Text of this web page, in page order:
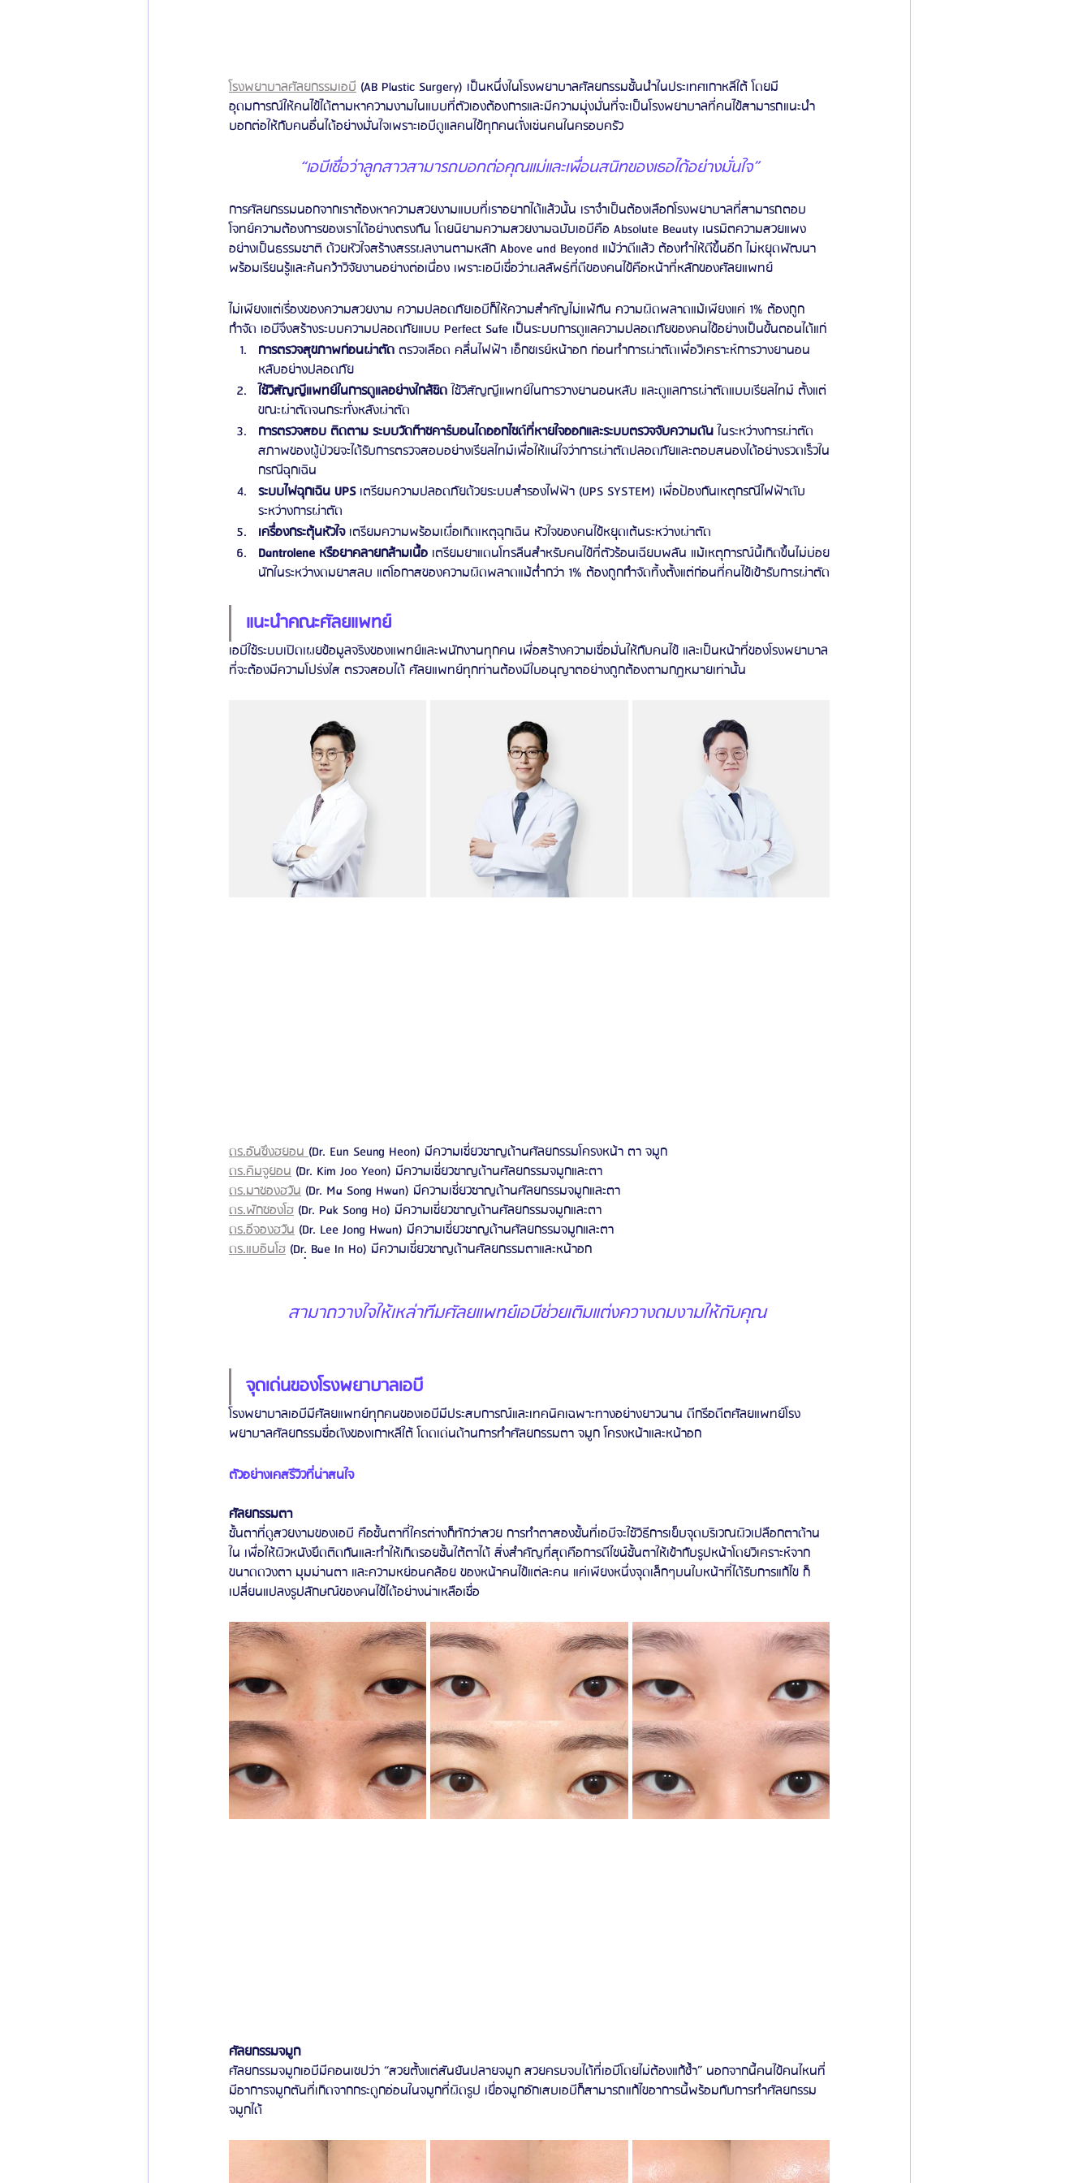
โรงพยาบาลศัลยกรรมเอบี (AB Plastic Surgery) เป็นหนึ่งในโรงพยาบาลศัลยกรรมชั้นนำในประเทศเกาหลีใต้ โดยมี
อุดมการณ์ให้คนไข้ได้ตามหาความงามในแบบที่ตัวเองต้องการและมีความมุ่งมั่นที่จะเป็นโรงพยาบาลที่คนไข้สามารถแนะนำ
บอกต่อให้กับคนอื่นได้อย่างมั่นใจเพราะเอบีดูแลคนไข้ทุกคนดั่งเช่นคนในครอบครัว
“เอบีเชื่อว่าลูกสาวสามารถบอกต่อคุณแม่และเพื่อนสนิทของเธอได้อย่างมั่นใจ”
การศัลยกรรมนอกจากเราต้องหาความสวยงามแบบที่เราอยากได้แล้วนั้น เราจำเป็นต้องเลือกโรงพยาบาลที่สามารถตอบ
โจทย์ความต้องการของเราได้อย่างตรงกัน โดยนิยามความสวยงามฉบับเอบีคือ Absolute Beauty เนรมิตความสวยแพง
อย่างเป็นธรรมชาติ ด้วยหัวใจสร้างสรรผลงานตามหลัก Above and Beyond แม้ว่าดีแล้ว ต้องทำให้ดีขึ้นอีก ไม่หยุดพัฒนา
พร้อมเรียนรู้และค้นคว้าวิจัยงานอย่างต่อเนื่อง เพราะเอบีเชื่อว่าผลลัพธ์ที่ดีของคนไข้คือหน้าที่หลักของศัลยแพทย์
ไม่เพียงแต่เรื่องของความสวยงาม ความปลอดภัยเอบีก็ให้ความสำคัญไม่แพ้กัน ความผิดพลาดแม้เพียงแค่ 1% ต้องถูก
กำจัด เอบีจึงสร้างระบบความปลอดภัยแบบ Perfect Safe เป็นระบบการดูแลความปลอดภัยของคนไข้อย่างเป็นขั้นตอนได้แก่
การตรวจสุขภาพก่อนผ่าตัด ตรวจเลือด คลื่นไฟฟ้า เอ็กซเรย์หน้าอก ก่อนทำการผ่าตัดเพื่อวิเคราะห์การวางยานอน
หลับอย่างปลอดภัย
ใช้วิสัญญีแพทย์ในการดูแลอย่างใกล้ชิด ใช้วิสัญญีแพทย์ในการวางยานอนหลับ และดูแลการผ่าตัดแบบเรียลไทม์ ตั้งแต่
ขณะผ่าตัดจนกระทั่งหลังผ่าตัด
การตรวจสอบ ติดตาม ระบบวัดก๊าซคาร์บอนไดออกไซด์ที่หายใจออกและระบบตรวจจับความดัน ในระหว่างการผ่าตัด
สภาพของผู้ป่วยจะได้รับการตรวจสอบอย่างเรียลไทม์เพื่อให้แน่ใจว่าการผ่าตัดปลอดภัยและตอบสนองได้อย่างรวดเร็วใน
กรณีฉุกเฉิน
ระบบไฟฉุกเฉิน UPS เตรียมความปลอดภัยด้วยระบบสำรองไฟฟ้า (UPS SYSTEM) เพื่อป้องกันเหตุกรณีไฟฟ้าดับ
ระหว่างการผ่าตัด
เครื่องกระตุ้นหัวใจ เตรียมความพร้อมเผื่อเกิดเหตุฉุกเฉิน หัวใจของคนไข้หยุดเต้นระหว่างผ่าตัด
Dantrolene หรือยาคลายกล้ามเนื้อ เตรียมยาแดนโทรลีนสำหรับคนไข้ที่ตัวร้อนเฉียบพลัน แม้เหตุการณ์นี้เกิดขึ้นไม่บ่อย
นักในระหว่างดมยาสลบ แต่โอกาสของความผิดพลาดแม้ต่ำกว่า 1% ต้องถูกกำจัดทิ้งตั้งแต่ก่อนที่คนไข้เข้ารับการผ่าตัด
แนะนำคณะศัลยแพทย์
เอบีใช้ระบบเปิดเผยข้อมูลจริงของแพทย์และพนักงานทุกคน เพื่อสร้างความเชื่อมั่นให้กับคนไข้ และเป็นหน้าที่ของโรงพยาบาล
ที่จะต้องมีความโปร่งใส ตรวจสอบได้ ศัลยแพทย์ทุกท่านต้องมีใบอนุญาตอย่างถูกต้องตามกฏหมายเท่านั้น
ดร.อันซึงฮยอน (Dr. Eun Seung Heon) มีความเชี่ยวชาญด้านศัลยกรรมโครงหน้า ตา จมูก
ดร.คิมจูยอน (Dr. Kim Joo Yeon) มีความเชี่ยวชาญด้านศัลยกรรมจมูกและตา
ดร.มาซองฮวัน (Dr. Ma Song Hwan) มีความเชี่ยวชาญด้านศัลยกรรมจมูกและตา
ดร.พักซองโฮ (Dr. Pak Song Ho) มีความเชี่ยวชาญด้านศัลยกรรมจมูกและตา
ดร.อีจองฮวัน (Dr. Lee Jong Hwan) มีความเชี่ยวชาญด้านศัลยกรรมจมูกและตา
ดร.แบอินโฮ (Dr.ฺ Bae In Ho) มีความเชี่ยวชาญด้านศัลยกรรมตาและหน้าอก
สามาถวางใจให้เหล่าทีมศัลยแพทย์เอบีช่วยเติมแต่งควางดมงามให้กับคุณ
จุดเด่นของโรงพยาบาลเอบี
โรงพยาบาลเอบีมีศัลยแพทย์ทุกคนของเอบีมีประสบการณ์และเทคนิคเฉพาะทางอย่างยาวนาน ดีกรีอดีตศัลยแพทย์โรง
พยาบาลศัลยกรรมชื่อดังของเกาหลีใต้ โดดเด่นด้านการทำศัลยกรรมตา จมูก โครงหน้าและหน้าอก
ตัวอย่างเคสรีวิวที่น่าสนใจ
ศัลยกรรมตา
ชั้นตาที่ดูสวยงามของเอบี คือชั้นตาที่ใครต่างก็ทักว่าสวย การทำตาสองชั้นที่เอบีจะใช้วิธีการเย็บจุดบริเวณผิวเปลือกตาด้าน
ใน เพื่อให้ผิวหนังยึดติดกันและทำให้เกิดรอยชั้นใต้ตาได้ สิ่งสำคัญที่สุดคือการดีไซน์ชั้นตาให้เข้ากับรูปหน้าโดยวิเคราะห์จาก
ขนาดดวงตา มุมม่านตา และความหย่อนคล้อย ของหน้าคนไข้แต่ละคน แค่เพียงหนึ่งจุดเล็กๆบนใบหน้าที่ได้รับการแก้ไข ก็
เปลี่ยนแปลงรูปลักษณ์ของคนไข้ได้อย่างน่าเหลือเชื่อ
ศัลยกรรมจมูก
ศัลยกรรมจมูกเอบีมีคอนเซปว่า “สวยตั้งแต่สันยันปลายจมูก สวยครบจบได้ที่เอบีโดยไม่ต้องแก้ซ้ำ” นอกจากนี้คนไข้คนไหนที่
มีอาการจมูกตันที่เกิดจากกระดูกอ่อนในจมูกที่ผิดรูป เยื่อจมูกอักเสบเอบีก็สามารถแก้ไขอาการนี้พร้อมกับการทำศัลยกรรม
จมูกได้